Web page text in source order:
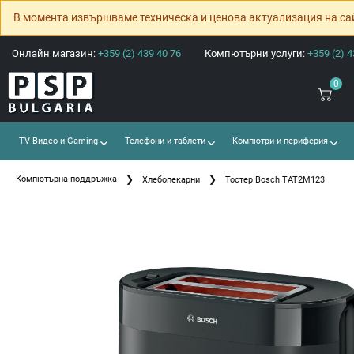
В момента извършваме техническа и ценова актуализация на
Онлайн магазин: +359 (2) 439 40 76 Компютърни услуги: +359 (2)
0
TV Видео и Gaming Телефони и таблети Компютри и периферия
Компютърна поддръжка Хлебопекарни Тостер Bosch TAT2M123